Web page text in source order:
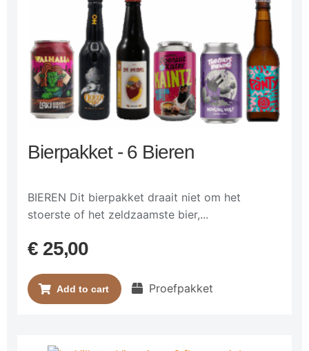
Bierpakket - 6 Bieren
BIEREN Dit bierpakket draait niet om het
stoerste of het zeldzaamste bier,...
€25,00
Add to cart Proefpakket